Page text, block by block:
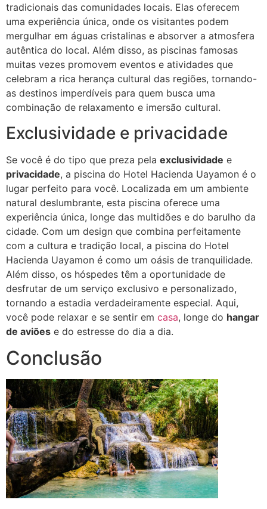
tradicionais das comunidades locais. Elas oferecem
uma experiência única, onde os visitantes podem
mergulhar em águas cristalinas e absorver a atmosfera
autêntica do local. Além disso, as piscinas famosas
muitas vezes promovem eventos e atividades que
celebram a rica herança cultural das regiões, tornando-
as destinos imperdíveis para quem busca uma
combinação de relaxamento e imersão cultural.
Exclusividade e privacidade
Se você é do tipo que preza pela exclusividade e
privacidade, a piscina do Hotel Hacienda Uayamon é o
lugar perfeito para você. Localizada em um ambiente
natural deslumbrante, esta piscina oferece uma
experiência única, longe das multidões e do barulho da
cidade. Com um design que combina perfeitamente
com a cultura e tradição local, a piscina do Hotel
Hacienda Uayamon é como um oásis de tranquilidade.
Além disso, os hóspedes têm a oportunidade de
desfrutar de um serviço exclusivo e personalizado,
tornando a estadia verdadeiramente especial. Aqui,
você pode relaxar e se sentir em casa, longe do hangar
de aviões e do estresse do dia a dia.
Conclusão